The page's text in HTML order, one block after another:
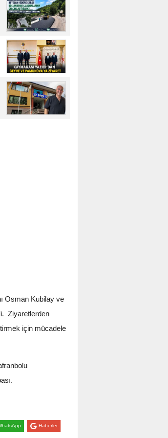
Osman Kubilay ve
Ziyaretlerden
için mücadele
Haberler